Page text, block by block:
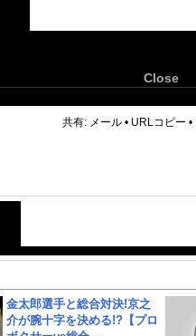
Close
共有: メール • URLコピー •
金太郎選手と総合対決!京之
介が腕十字を決める!?【プロ